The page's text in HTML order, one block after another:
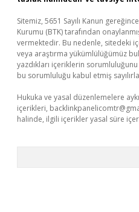
Sitemiz, 5651 Sayılı Kanun
Kurumu (BTK) tarafından
vermektedir. Bu nedenle, sitedeki
veya araştırma yükümlülüğümüz
yazdıkları içeriklerin
bu sorumluluğu kabul etmiş
Hukuka ve yasal düzenlemelere
içerikleri,
halinde, ilgili içerikler yasal süre